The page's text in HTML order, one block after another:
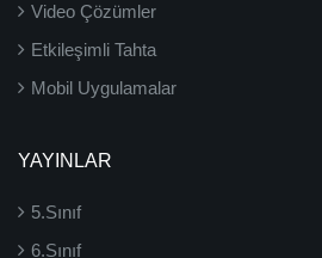
Video Çözümler
Etkileşimli Tahta
Mobil Uygulamalar
YAYINLAR
5.Sınıf
6.Sınıf